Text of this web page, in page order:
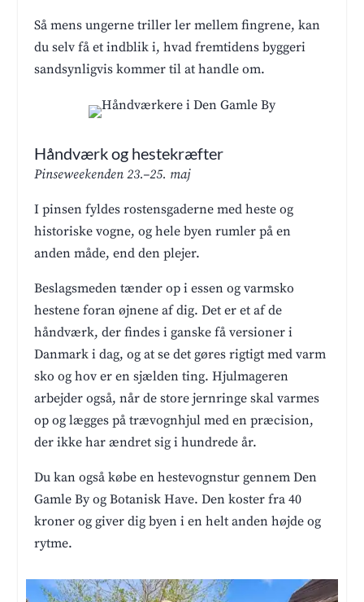
Så mens ungerne triller ler mellem fingrene, kan
du selv få et indblik i, hvad fremtidens byggeri
sandsynligvis kommer til at handle om.
Håndværk og hestekræfter
Pinseweekenden 23.–25. maj
I pinsen fyldes rostensgaderne med heste og
historiske vogne, og hele byen rumler på en
anden måde, end den plejer.
Beslagsmeden tænder op i essen og varmsko
hestene foran øjnene af dig. Det er et af de
håndværk, der findes i ganske få versioner i
Danmark i dag, og at se det gøres rigtigt med varm
sko og hov er en sjælden ting. Hjulmageren
arbejder også, når de store jernringe skal varmes
op og lægges på trævognhjul med en præcision,
der ikke har ændret sig i hundrede år.
Du kan også købe en hestevognstur gennem Den
Gamle By og Botanisk Have. Den koster fra 40
kroner og giver dig byen i en helt anden højde og
rytme.